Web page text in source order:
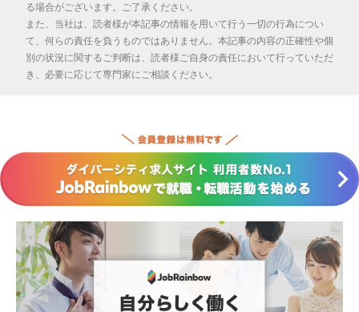
る場合がございます。ご了承ください。
また、当社は、読者様が本記事の情報を用いて行う一切の行為につい
て、何らの責任を負うものではありません。本記事の内容の正確性や個
別の状況に関するご判断は、読者様ご自身の責任において行っていただ
き、必要に応じて専門家にご相談ください。